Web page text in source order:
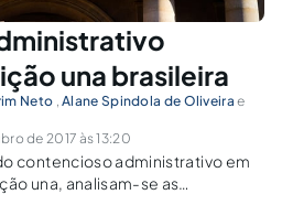
una brasileira
Neto ,Alane Spindola de Oliveira e
de 2017 às 13:20
contencioso administrativo em
una, analisam-se as